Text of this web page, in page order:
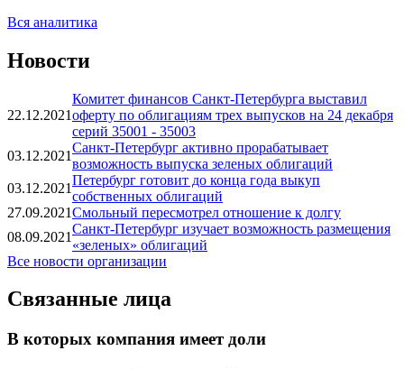
Вся аналитика
Новости
22.12.2021
Комитет финансов Санкт-Петербурга выставил
оферту по облигациям трех выпусков на 24 декабря
серий 35001 - 35003
03.12.2021
Санкт-Петербург активно прорабатывает
возможность выпуска зеленых облигаций
03.12.2021
Петербург готовит до конца года выкуп
собственных облигаций
27.09.2021Смольный пересмотрел отношение к долгу
08.09.2021
Санкт-Петербург изучает возможность размещения
«зеленых» облигаций
Все новости организации
Связанные лица
В которых компания имеет доли